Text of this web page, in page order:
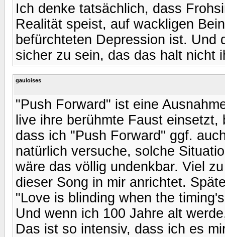
Ich denke tatsächlich, dass
Realität speist, auf wackligen
befürchteten Depression ist. Und
sicher zu sein, das das halt nicht
gauloises
"Push Forward" ist eine
live ihre berühmte Faust
dass ich "Push Forward" ggf.
natürlich versuche, solche
wäre das völlig undenkbar. Viel
dieser Song in mir anrichtet.
"Love is blinding when the
Und wenn ich 100 Jahre alt
Das ist so intensiv, dass ich es